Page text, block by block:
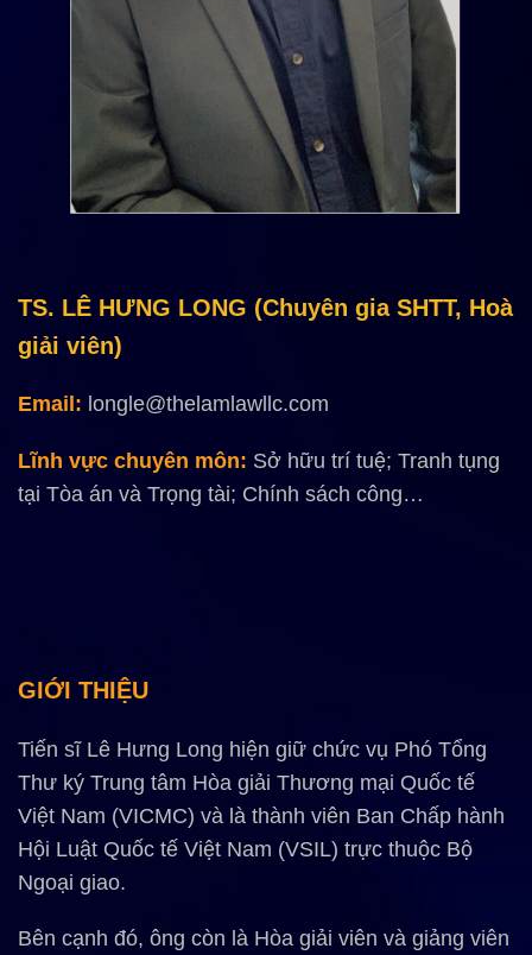
TS. LÊ HƯNG LONG (Chuyên gia SHTT, Hoà
giải viên)
Email: longle@thelamlawllc.com
Lĩnh vực chuyên môn: Sở hữu trí tuệ; Tranh tụng
tại Tòa án và Trọng tài; Chính sách công…
GIỚI THIỆU
Tiến sĩ Lê Hưng Long hiện giữ chức vụ Phó Tổng
Thư ký Trung tâm Hòa giải Thương mại Quốc tế
Việt Nam (VICMC) và là thành viên Ban Chấp hành
Hội Luật Quốc tế Việt Nam (VSIL) trực thuộc Bộ
Ngoại giao.
Bên cạnh đó, ông còn là Hòa giải viên và giảng viên